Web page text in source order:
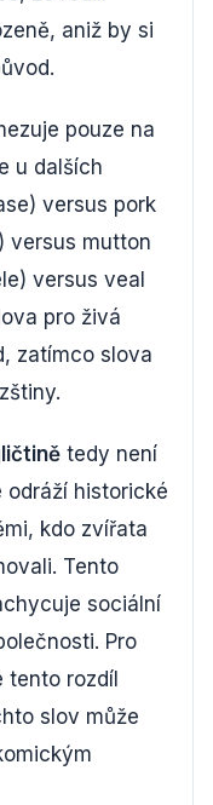
aniž by si
pouze na
u dalších
versus pork
versus mutton
versus veal
pro živá
zatímco slova
tedy není
odráží historické
kdo zvířata
Tento
sociální
Pro
tento rozdíl
slov může